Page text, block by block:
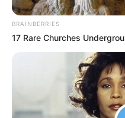
BRAINBERRIES
17 Rare Churches